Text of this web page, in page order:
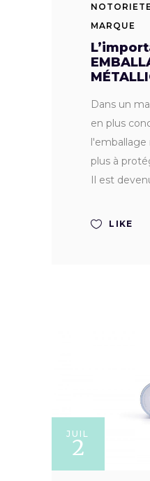
MARQUE
Dans un
en plus
l'emballage
plus à
Il est
LIKE
JUIL
2